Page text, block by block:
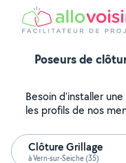
Poseurs de
Besoin d'installer
les profils de nos
Clôture Grillage
à Vern-sur-Seiche (35)